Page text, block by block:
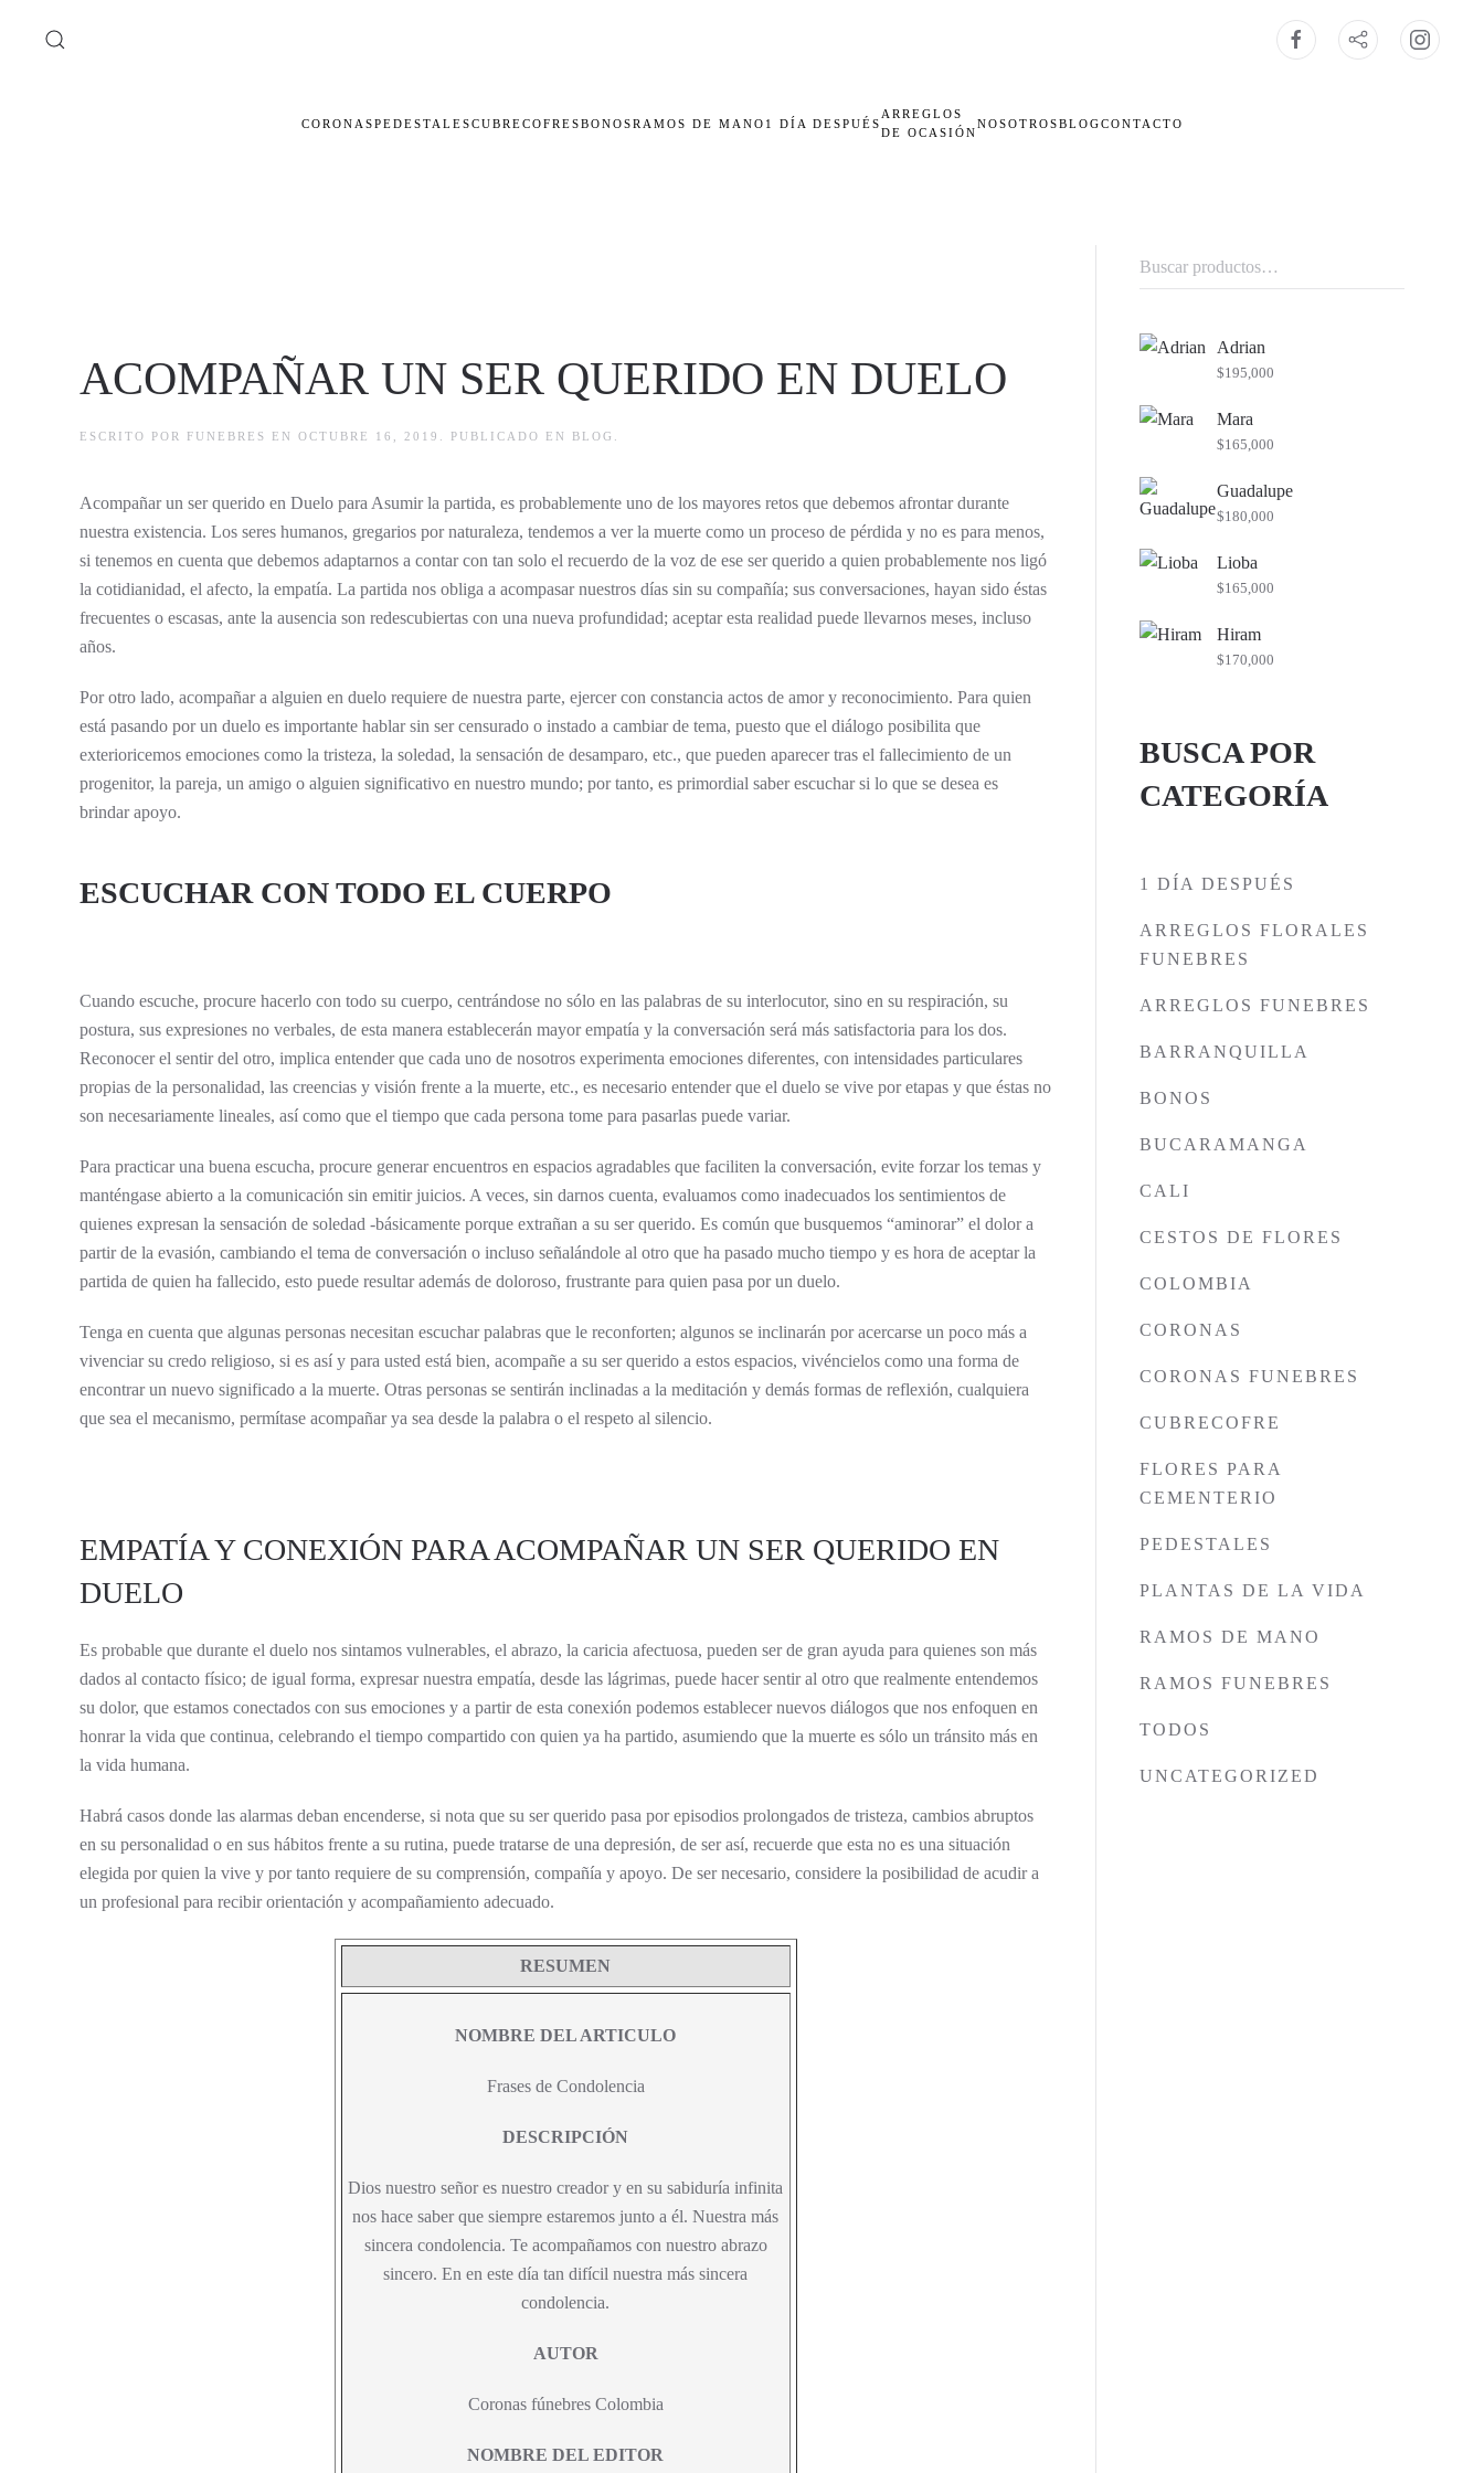
Ir al contenido principal
CORONASPEDESTALESCUBRECOFRESBONOSRAMOS DE MANO 1 DÍA DESPUÉS
ARREGLOS
DE OCASIÓN
NOSOTROSBLOGCONTACTO
ACOMPAÑAR UN SER QUERIDO EN DUELO
ESCRITO POR FUNEBRES EN OCTUBRE 16, 2019 . PUBLICADO EN BLOG
Acompañar un ser querido en Duelo para Asumir la partida, es probablemente uno de los mayores retos que debemos afrontar durante
nuestra existencia. Los seres humanos, gregarios por naturaleza, tendemos a ver la muerte como un proceso de pérdida y no es para menos,
si tenemos en cuenta que debemos adaptarnos a contar con tan solo el recuerdo de la voz de ese ser querido a quien probablemente nos ligó
la cotidianidad, el afecto, la empatía. La partida nos obliga a acompasar nuestros días sin su compañía; sus conversaciones, hayan sido éstas
frecuentes o escasas, ante la ausencia son redescubiertas con una nueva profundidad; aceptar esta realidad puede llevarnos meses, incluso
años.
Por otro lado, acompañar a alguien en duelo requiere de nuestra parte, ejercer con constancia actos de amor y reconocimiento. Para quien
está pasando por un duelo es importante hablar sin ser censurado o instado a cambiar de tema, puesto que el diálogo posibilita que
exterioricemos emociones como la tristeza, la soledad, la sensación de desamparo, etc., que pueden aparecer tras el fallecimiento de un
progenitor, la pareja, un amigo o alguien significativo en nuestro mundo; por tanto, es primordial saber escuchar si lo que se desea es
brindar apoyo.
ESCUCHAR CON TODO EL CUERPO
Cuando escuche, procure hacerlo con todo su cuerpo, centrándose no sólo en las palabras de su interlocutor, sino en su respiración, su
postura, sus expresiones no verbales, de esta manera establecerán mayor empatía y la conversación será más satisfactoria para los dos.
Reconocer el sentir del otro, implica entender que cada uno de nosotros experimenta emociones diferentes, con intensidades particulares
propias de la personalidad, las creencias y visión frente a la muerte, etc., es necesario entender que el duelo se vive por etapas y que éstas no
son necesariamente lineales, así como que el tiempo que cada persona tome para pasarlas puede variar.
Para practicar una buena escucha, procure generar encuentros en espacios agradables que faciliten la conversación, evite forzar los temas y
manténgase abierto a la comunicación sin emitir juicios. A veces, sin darnos cuenta, evaluamos como inadecuados los sentimientos de
quienes expresan la sensación de soledad -básicamente porque extrañan a su ser querido. Es común que busquemos “aminorar” el dolor a
partir de la evasión, cambiando el tema de conversación o incluso señalándole al otro que ha pasado mucho tiempo y es hora de aceptar la
partida de quien ha fallecido, esto puede resultar además de doloroso, frustrante para quien pasa por un duelo.
Tenga en cuenta que algunas personas necesitan escuchar palabras que le reconforten; algunos se inclinarán por acercarse un poco más a
vivenciar su credo religioso, si es así y para usted está bien, acompañe a su ser querido a estos espacios, vivéncielos como una forma de
encontrar un nuevo significado a la muerte. Otras personas se sentirán inclinadas a la meditación y demás formas de reflexión, cualquiera
que sea el mecanismo, permítase acompañar ya sea desde la palabra o el respeto al silencio.
EMPATÍA Y CONEXIÓN PARA ACOMPAÑAR UN SER QUERIDO EN
DUELO
Es probable que durante el duelo nos sintamos vulnerables, el abrazo, la caricia afectuosa, pueden ser de gran ayuda para quienes son más
dados al contacto físico; de igual forma, expresar nuestra empatía, desde las lágrimas, puede hacer sentir al otro que realmente entendemos
su dolor, que estamos conectados con sus emociones y a partir de esta conexión podemos establecer nuevos diálogos que nos enfoquen en
honrar la vida que continua, celebrando el tiempo compartido con quien ya ha partido, asumiendo que la muerte es sólo un tránsito más en
la vida humana.
Habrá casos donde las alarmas deban encenderse, si nota que su ser querido pasa por episodios prolongados de tristeza, cambios abruptos
en su personalidad o en sus hábitos frente a su rutina, puede tratarse de una depresión, de ser así, recuerde que esta no es una situación
elegida por quien la vive y por tanto requiere de su comprensión, compañía y apoyo. De ser necesario, considere la posibilidad de acudir a
un profesional para recibir orientación y acompañamiento adecuado.
RESUMEN
NOMBRE DEL ARTICULO
Frases de Condolencia
DESCRIPCIÓN
Dios nuestro señor es nuestro creador y en su sabiduría infinita
nos hace saber que siempre estaremos junto a él. Nuestra más
sincera condolencia. Te acompañamos con nuestro abrazo
sincero. En en este día tan difícil nuestra más sincera
condolencia.
AUTOR
Coronas fúnebres Colombia
NOMBRE DEL EDITOR
Buscar
por:
Adrian
$195,000
Mara
$165,000
Guadalupe
$180,000
Lioba
$165,000
Hiram
$170,000
BUSCA POR
CATEGORÍA
1 DÍA DESPUÉS
ARREGLOS FLORALES
FUNEBRES
ARREGLOS FUNEBRES
BARRANQUILLA
BONOS
BUCARAMANGA
CALI
CESTOS DE FLORES
COLOMBIA
CORONAS
CORONAS FUNEBRES
CUBRECOFRE
FLORES PARA
CEMENTERIO
PEDESTALES
PLANTAS DE LA VIDA
RAMOS DE MANO
RAMOS FUNEBRES
TODOS
UNCATEGORIZED